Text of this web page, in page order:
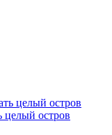
целый остров